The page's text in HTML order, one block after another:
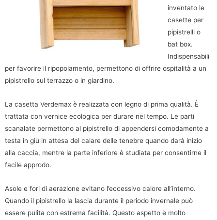
inventato le
casette per
pipistrelli o
bat box.
Indispensabili
per favorire il ripopolamento, permettono di offrire ospitalità a un
pipistrello sul terrazzo o in giardino.
La casetta Verdemax è realizzata con legno di prima qualità. È
trattata con vernice ecologica per durare nel tempo. Le parti
scanalate permettono al pipistrello di appendersi comodamente a
testa in giù in attesa del calare delle tenebre quando darà inizio
alla caccia, mentre la parte inferiore è studiata per consentirne il
facile approdo.
Asole e fori di aerazione evitano l’eccessivo calore all’interno.
Quando il pipistrello la lascia durante il periodo invernale può
essere pulita con estrema facilità. Questo aspetto è molto